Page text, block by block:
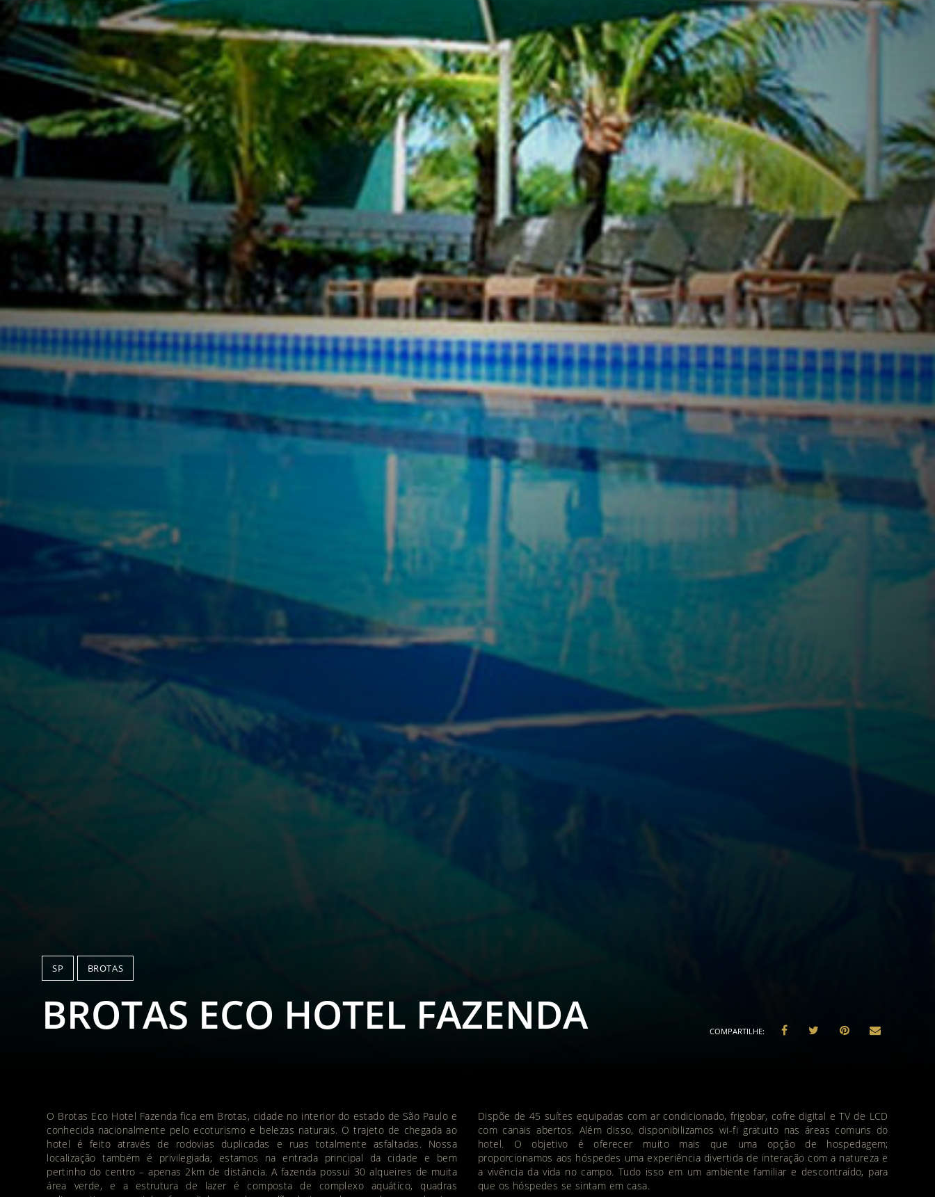
SP BROTAS
BROTAS ECO HOTEL FAZENDA
O Brotas Eco Hotel Fazenda fica em Brotas, cidade no interior do estado de São Paulo e
conhecida nacionalmente pelo ecoturismo e belezas naturais. O trajeto de chegada ao
hotel é feito através de rodovias duplicadas e ruas totalmente asfaltadas. Nossa
localização também é privilegiada; estamos na entrada principal da cidade e bem
pertinho do centro – apenas 2km de distância. A fazenda possui 30 alqueires de muita
área verde, e a estrutura de lazer é composta de complexo aquático, quadras
Dispõe de 45 suítes equipadas com ar condicionado, frigobar, cofre digital e TV de LCD
com canais abertos. Além disso, disponibilizamos wi-fi gratuito nas áreas comuns do
hotel. O objetivo é oferecer muito mais que uma opção de hospedagem;
proporcionamos aos hóspedes uma experiência divertida de interação com a natureza e
a vivência da vida no campo. Tudo isso em um ambiente familiar e descontraído, para
que os hóspedes se sintam em casa.